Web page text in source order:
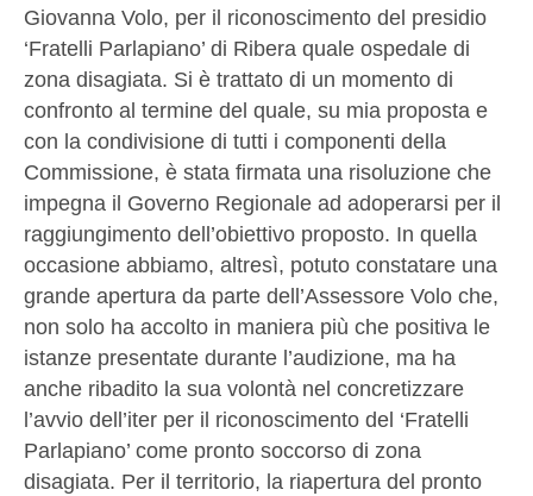
Giovanna Volo, per il riconoscimento del presidio
‘Fratelli Parlapiano’ di Ribera quale ospedale di
zona disagiata. Si è trattato di un momento di
confronto al termine del quale, su mia proposta e
con la condivisione di tutti i componenti della
Commissione, è stata firmata una risoluzione che
impegna il Governo Regionale ad adoperarsi per il
raggiungimento dell’obiettivo proposto. In quella
occasione abbiamo, altresì, potuto constatare una
grande apertura da parte dell’Assessore Volo che,
non solo ha accolto in maniera più che positiva le
istanze presentate durante l’audizione, ma ha
anche ribadito la sua volontà nel concretizzare
l’avvio dell’iter per il riconoscimento del ‘Fratelli
Parlapiano’ come pronto soccorso di zona
disagiata. Per il territorio, la riapertura del pronto